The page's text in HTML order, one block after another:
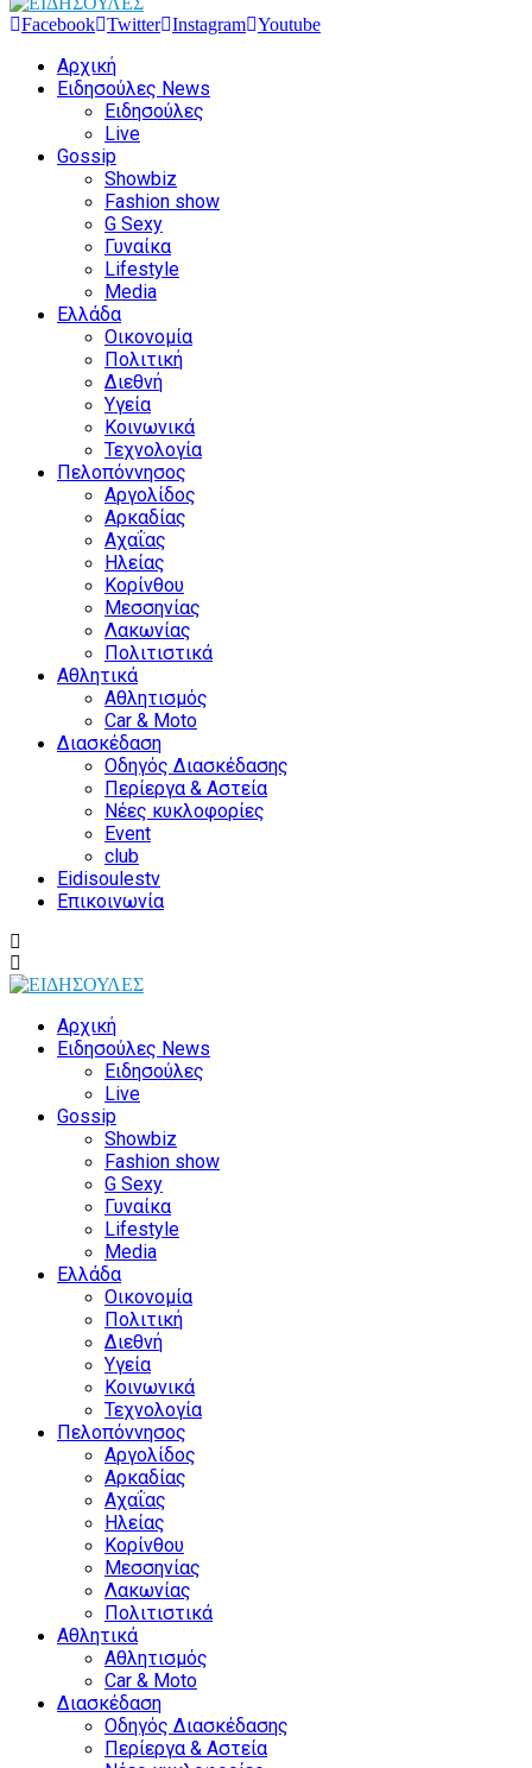
Facebook Twitter Instagram Youtube
Αρχική
Ειδησούλες News
Ειδησούλες
Live
Gossip
Showbiz
Fashion show
G Sexy
Γυναίκα
Lifestyle
Media
Ελλάδα
Οικονομία
Πολιτική
Διεθνή
Υγεία
Κοινωνικά
Τεχνολογία
Πελοπόννησος
Αργολίδος
Αρκαδίας
Αχαΐας
Ηλείας
Κορίνθου
Μεσσηνίας
Λακωνίας
Πολιτιστικά
Αθλητικά
Αθλητισμός
Car & Moto
Διασκέδαση
Οδηγός Διασκέδασης
Περίεργα & Αστεία
Νέες κυκλοφορίες
Event
club
Eidisoulestv
Επικοινωνία
Αρχική
Ειδησούλες News
Ειδησούλες
Live
Gossip
Showbiz
Fashion show
G Sexy
Γυναίκα
Lifestyle
Media
Ελλάδα
Οικονομία
Πολιτική
Διεθνή
Υγεία
Κοινωνικά
Τεχνολογία
Πελοπόννησος
Αργολίδος
Αρκαδίας
Αχαΐας
Ηλείας
Κορίνθου
Μεσσηνίας
Λακωνίας
Πολιτιστικά
Αθλητικά
Αθλητισμός
Car & Moto
Διασκέδαση
Οδηγός Διασκέδασης
Περίεργα & Αστεία